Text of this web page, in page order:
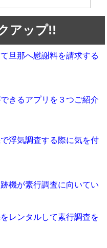
アップ!!
旦那へ慰謝料を請求する
きるアプリを３つご紹介
浮気調査する際に気を付
機が素行調査に向いてい
レンタルして素行調査を